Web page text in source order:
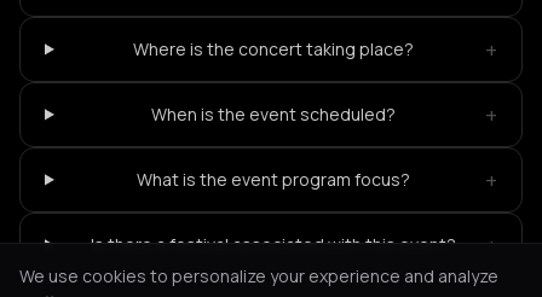
Where is the concert taking place? +
When is the event scheduled? +
What is the event program focus? +
Is there a festival associated with this event? +
We use cookies to personalize your experience and analyze